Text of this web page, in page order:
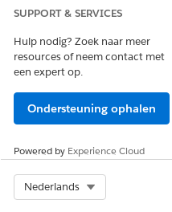
SUPPORT & SERVICES
Hulp nodig? Zoek naar meer
resources of neem contact met
een expert op.
Ondersteuning ophalen
Powered by Experience Cloud
Nederlands